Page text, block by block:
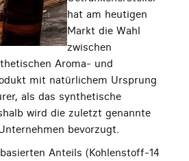
hat am heutigen
Markt die Wahl
zwischen
Aroma- und
mit natürlichem Ursprung
als das synthetische
wird die zuletzt genannte
bevorzugt.
Anteils (Kohlenstoff-14